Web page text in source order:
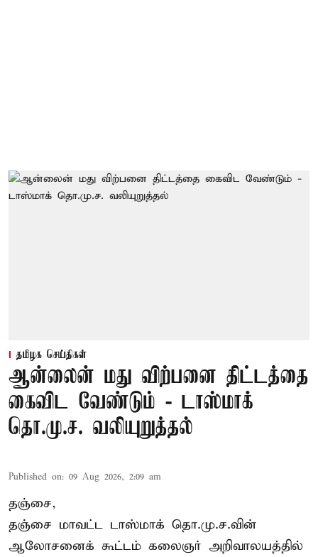
தமிழக செய்திகள்
ஆன்லைன் மது விற்பனை திட்டத்தை
கைவிட வேண்டும் - டாஸ்மாக்
தொ.மு.ச. வலியுறுத்தல்
Published on: 09 Aug 2026, 2:09 am
தஞ்சை,
தஞ்சை மாவட்ட டாஸ்மாக் தொ.மு.ச.வின்
ஆலோசனைக் கூட்டம் கலைஞர் அறிவாலயத்தில்